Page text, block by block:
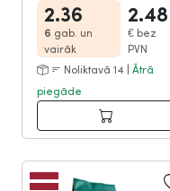
2.36
6 gab. un
vairāk
2.48
€ bez
PVN
Noliktavā 14 | Ātrā
piegāde